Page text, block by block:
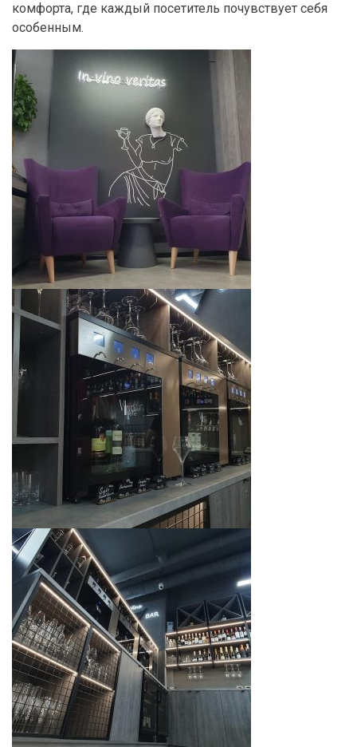
комфорта, где каждый посетитель почувствует себя
особенным.